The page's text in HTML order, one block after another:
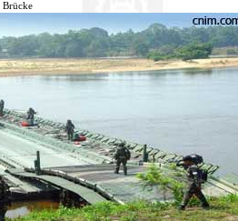
Brücke